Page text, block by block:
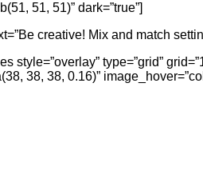
51, 51)” dark=”true”]
creative! Mix and match
style=”overlay” type=”grid”
38, 38, 0.16)”